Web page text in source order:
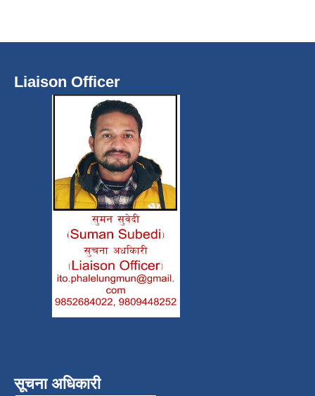
Liaison Officer
सूचना अधिकारी